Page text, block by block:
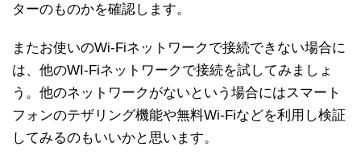
ターのものかを確認します。
またお使いのWi-Fiネットワークで接続できない場合に
は、他のWI-Fiネットワークで接続を試してみましょ
う。他のネットワークがないという場合にはスマート
フォンのテザリング機能や無料Wi-Fiなどを利用し検証
してみるのもいいかと思います。